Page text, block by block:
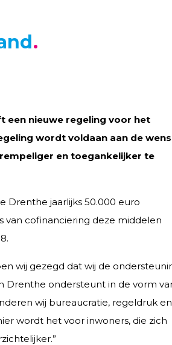
een nieuwe regeling voor het
wordt voldaan aan de wens
en toegankelijker te
Drenthe jaarlijks 50.000 euro
cofinanciering deze middelen
wij gezegd dat wij de
Drenthe ondersteunt in de vorm
wij bureaucratie, regeldruk en
wordt het voor inwoners, die zich